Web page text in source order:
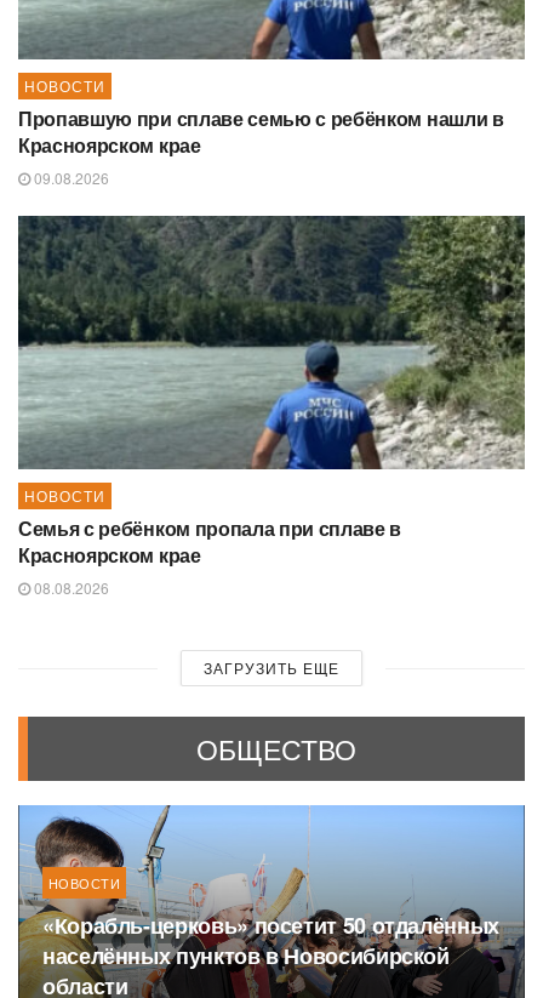
НОВОСТИ
Пропавшую при сплаве семью с ребёнком нашли в
Красноярском крае
09.08.2026
НОВОСТИ
Семья с ребёнком пропала при сплаве в
Красноярском крае
08.08.2026
ЗАГРУЗИТЬ ЕЩЕ
ОБЩЕСТВО
НОВОСТИ
«Корабль-церковь» посетит 50 отдалённых
населённых пунктов в Новосибирской
области